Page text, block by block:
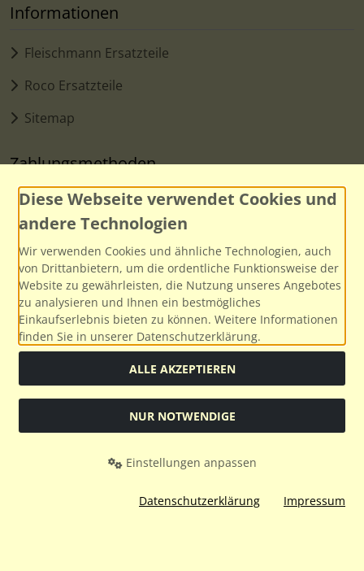
Informationen
Fleischmann Ersatzteile
Roco Ersatzteile
Sitemap
Zahlungsmethoden
Social Media
Alle Preise inkl. gesetzl. MwSt. zzgl.Versandkosten
bei Modellbahnservice.
Diese Webseite verwendet Cookies und
andere Technologien
Wir verwenden Cookies und ähnliche Technologien, auch
von Drittanbietern, um die ordentliche Funktionsweise der
Website zu gewährleisten, die Nutzung unseres Angebotes
zu analysieren und Ihnen ein bestmögliches
Einkaufserlebnis bieten zu können. Weitere Informationen
finden Sie in unserer Datenschutzerklärung.
ALLE AKZEPTIEREN
NUR NOTWENDIGE
Einstellungen anpassen
Datenschutzerklärung Impressum